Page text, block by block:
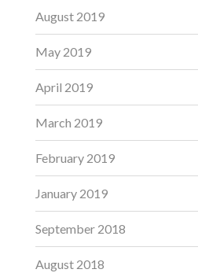
August 2019
May 2019
April 2019
March 2019
February 2019
January 2019
September 2018
August 2018